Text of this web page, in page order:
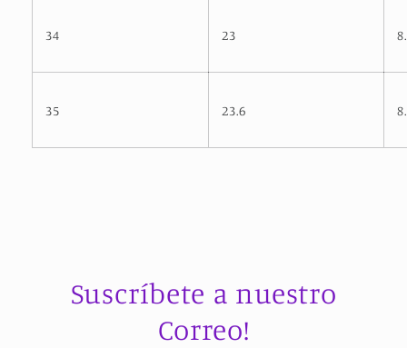
34 23
35 23.6
Suscríbete a nuestro
Correo!